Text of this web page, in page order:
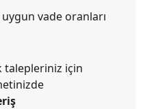
vade oranları
talepleriniz için